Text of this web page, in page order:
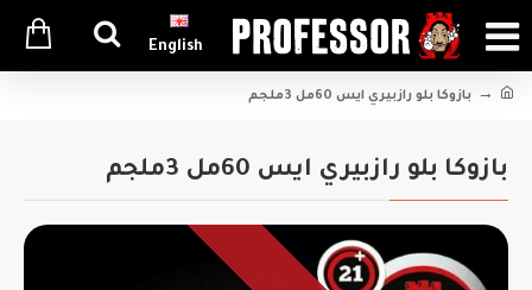
English
بازوكا بلو رازبيري ايس 60مل 3ملجم
بازوكا بلو رازبيري ايس 60مل 3ملجم